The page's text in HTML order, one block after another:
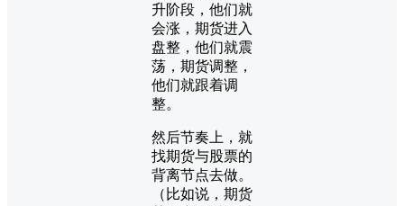
升阶段，他们就
会涨，期货进入
盘整，他们就震
荡，期货调整，
他们就跟着调
整。
然后节奏上，就
找期货与股票的
背离节点去做。
（比如说，期货